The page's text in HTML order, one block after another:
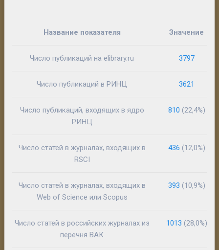
Название показателя Значение
Число публикаций на elibrary.ru 3797
Число публикаций в РИНЦ 3621
Число публикаций, входящих в ядро
РИНЦ
810 (22,4%)
Число статей в журналах, входящих в
RSCI
436 (12,0%)
Число статей в журналах, входящих в
Web of Science или Scopus
393 (10,9%)
Число статей в российских журналах из
перечня ВАК
1013 (28,0%)